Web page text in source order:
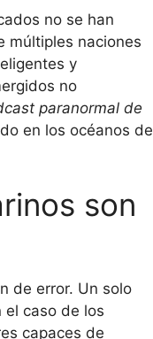
no se han
múltiples naciones
y
no
paranormal de
en los océanos de
son
de error. Un solo
el caso de los
capaces de